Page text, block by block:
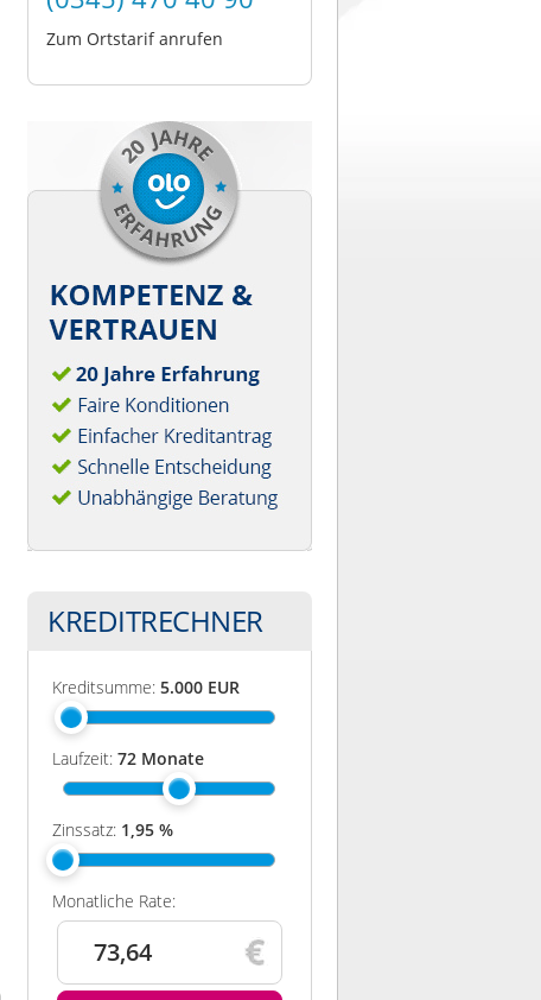
Zum Ortstarif anrufen
KREDITRECHNER
Kreditsumme: 5.000 EUR
Laufzeit: 72 Monate
Zinssatz: 1,95 %
Monatliche Rate:
73,64